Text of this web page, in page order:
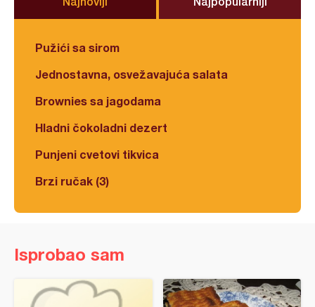
Pužići sa sirom
Jednostavna, osvežavajuća salata
Brownies sa jagodama
Hladni čokoladni dezert
Punjeni cvetovi tikvica
Brzi ručak (3)
Isprobao sam